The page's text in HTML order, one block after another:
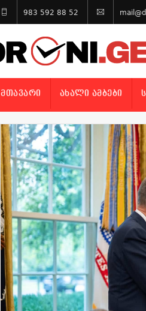
983 592 88 52
ᲛᲗᲐᲕᲐᲠᲘ ᲐᲮᲐᲚᲘ ᲐᲛᲑᲔᲑᲘ